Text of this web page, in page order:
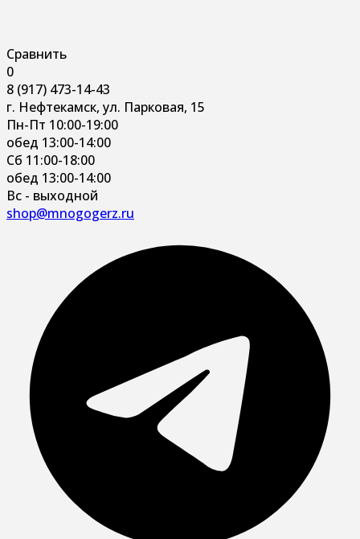
Сравнить
0
8 (917) 473-14-43
г. Нефтекамск, ул. Парковая, 15
Пн-Пт 10:00-19:00
обед 13:00-14:00
Сб 11:00-18:00
обед 13:00-14:00
Вс - выходной
shop@mnogogerz.ru